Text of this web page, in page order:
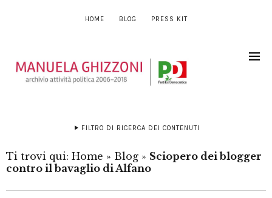
HOME BLOG PRESS KIT
FILTRO DI RICERCA DEI CONTENUTI
Ti trovi qui: Home » Blog » Sciopero dei blogger
contro il bavaglio di Alfano